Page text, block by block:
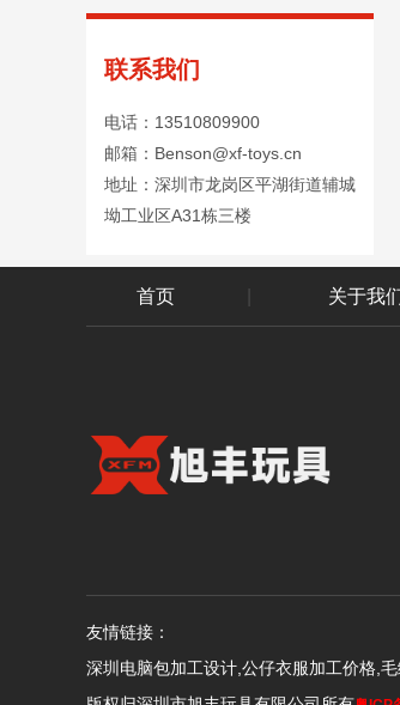
联系我们
电话：13510809900
邮箱：Benson@xf-toys.cn
地址：深圳市龙岗区平湖街道辅城
坳工业区A31栋三楼
首页 关于我
友情链接：
深圳电脑包加工设计,公仔衣服加工价格,